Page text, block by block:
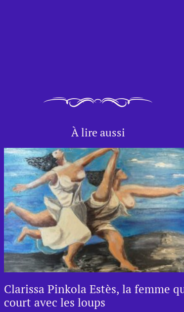
À lire aussi
Clarissa Pinkola Estès, la femme
court avec les loups